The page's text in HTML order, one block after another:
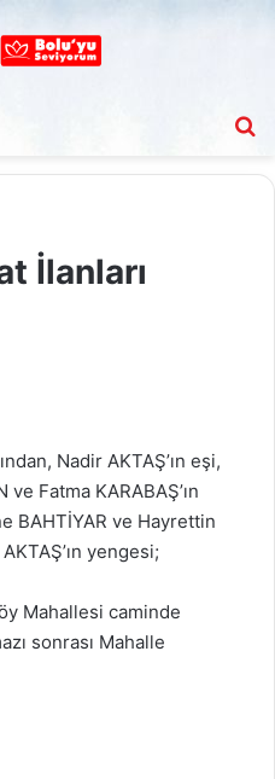
İlanları
Nadir AKTAŞ’ın eşi,
ve Fatma KARABAŞ’ın
BAHTİYAR ve Hayrettin
yengesi;
Mahallesi caminde
sonrası Mahalle